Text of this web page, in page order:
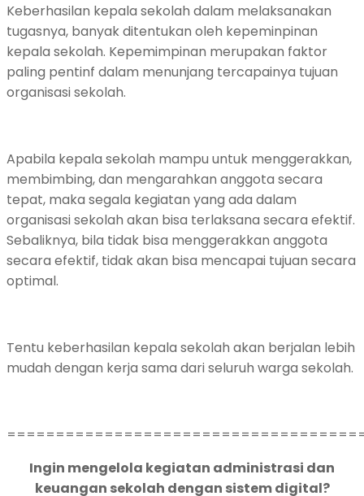
Keberhasilan kepala sekolah dalam melaksanakan
tugasnya, banyak ditentukan oleh kepeminpinan
kepala sekolah. Kepemimpinan merupakan faktor
paling pentinf dalam menunjang tercapainya tujuan
organisasi sekolah.
Apabila kepala sekolah mampu untuk menggerakkan,
membimbing, dan mengarahkan anggota secara
tepat, maka segala kegiatan yang ada dalam
organisasi sekolah akan bisa terlaksana secara efektif.
Sebaliknya, bila tidak bisa menggerakkan anggota
secara efektif, tidak akan bisa mencapai tujuan secara
optimal.
Tentu keberhasilan kepala sekolah akan berjalan lebih
mudah dengan kerja sama dari seluruh warga sekolah.
Ingin mengelola kegiatan administrasi dan
keuangan sekolah dengan sistem digital?